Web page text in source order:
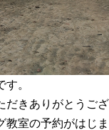
。
きありがとうござ
教室の予約がはじま